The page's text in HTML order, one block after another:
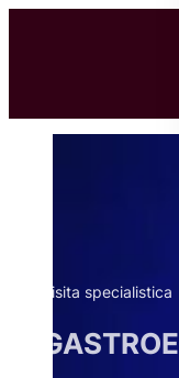
Visita specialistica